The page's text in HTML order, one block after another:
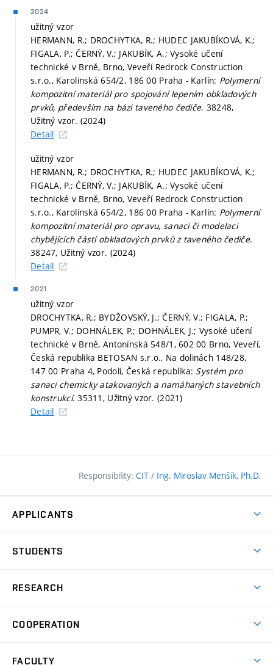
2024
užitný vzor
HERMANN, R.; DROCHYTKA, R.; HUDEC JAKUBÍKOVÁ, K.;
FIGALA, P.; ČERNÝ, V.; JAKUBÍK, A.; Vysoké učení
technické v Brně, Brno, Veveří Redrock Construction
s.r.o., Karolinská 654/2, 186 00 Praha - Karlín: Polymerní
kompozitní materiál pro spojování lepením obkladových
prvků, především na bázi taveného čediče. 38248,
Užitný vzor. (2024)
Detail
užitný vzor
HERMANN, R.; DROCHYTKA, R.; HUDEC JAKUBÍKOVÁ, K.;
FIGALA, P.; ČERNÝ, V.; JAKUBÍK, A.; Vysoké učení
technické v Brně, Brno, Veveří Redrock Construction
s.r.o., Karolinská 654/2, 186 00 Praha - Karlín: Polymerní
kompozitní materiál pro opravu, sanaci či modelaci
chybějících částí obkladových prvků z taveného čediče.
38247, Užitný vzor. (2024)
Detail
2021
užitný vzor
DROCHYTKA, R.; BYDŽOVSKÝ, J.; ČERNÝ, V.; FIGALA, P.;
PUMPR, V.; DOHNÁLEK, P.; DOHNÁLEK, J.; Vysoké učení
technické v Brně, Antonínská 548/1, 602 00 Brno, Veveří,
Česká republika BETOSAN s.r.o., Na dolinách 148/28,
147 00 Praha 4, Podolí, Česká republika: Systém pro
sanaci chemicky atakovaných a namáhaných stavebních
konstrukcí. 35311, Užitný vzor. (2021)
Detail
Responsibility: CIT / Ing. Miroslav Menšík, Ph.D.
APPLICANTS
Programmes in English
E–application (external
STUDENTS
Courses
Dictionary of Building
RESEARCH
Research Centers
COOPERATION
FACULTY